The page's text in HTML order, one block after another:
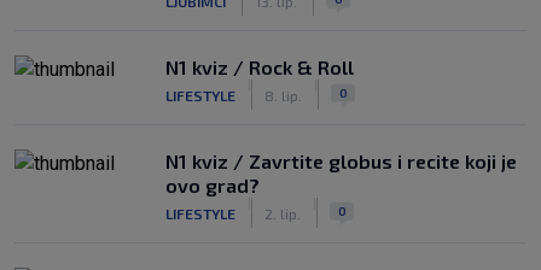
N1 kviz / Rock & Roll
LIFESTYLE 8. lip. 0
N1 kviz / Zavrtite globus i recite koji je
ovo grad?
LIFESTYLE 2. lip. 0